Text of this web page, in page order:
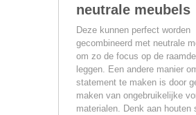
neutrale meubels
Deze kunnen perfect worden
gecombineerd met neutrale
om zo de focus op de
leggen. Een andere manier
statement te maken is door
maken van ongebruikelijke
materialen. Denk aan houten